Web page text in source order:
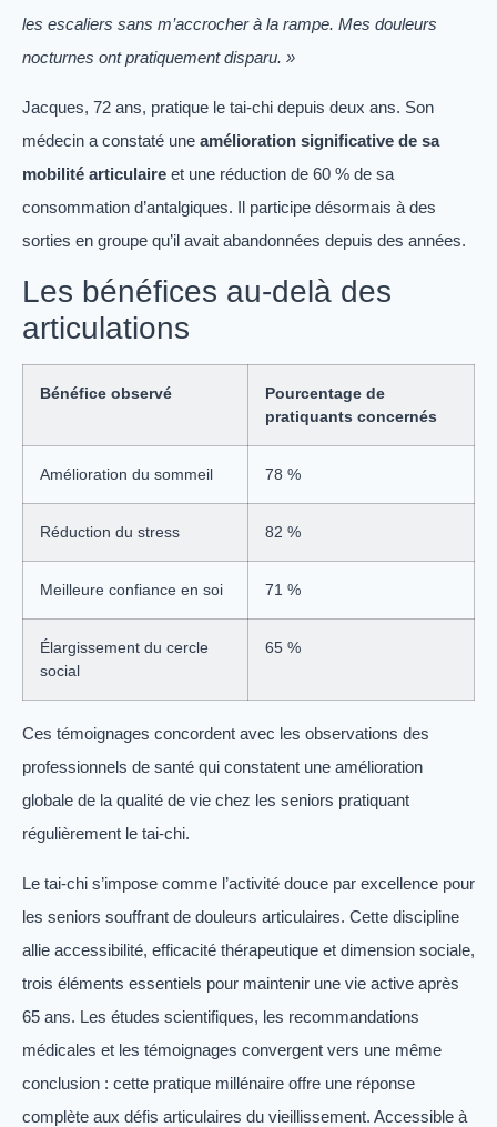
les escaliers sans m’accrocher à la rampe. Mes douleurs
nocturnes ont pratiquement disparu. »
Jacques, 72 ans, pratique le tai-chi depuis deux ans. Son
médecin a constaté une amélioration significative de sa
mobilité articulaire et une réduction de 60 % de sa
consommation d’antalgiques. Il participe désormais à des
sorties en groupe qu’il avait abandonnées depuis des années.
Les bénéfices au-delà des
articulations
Bénéfice observé
Pourcentage de
pratiquants concernés
Amélioration du sommeil 78 %
Réduction du stress 82 %
Meilleure confiance en soi 71 %
Élargissement du cercle
social
65 %
Ces témoignages concordent avec les observations des
professionnels de santé qui constatent une amélioration
globale de la qualité de vie chez les seniors pratiquant
régulièrement le tai-chi.
Le tai-chi s’impose comme l’activité douce par excellence pour
les seniors souffrant de douleurs articulaires. Cette discipline
allie accessibilité, efficacité thérapeutique et dimension sociale,
trois éléments essentiels pour maintenir une vie active après
65 ans. Les études scientifiques, les recommandations
médicales et les témoignages convergent vers une même
conclusion : cette pratique millénaire offre une réponse
complète aux défis articulaires du vieillissement. Accessible à